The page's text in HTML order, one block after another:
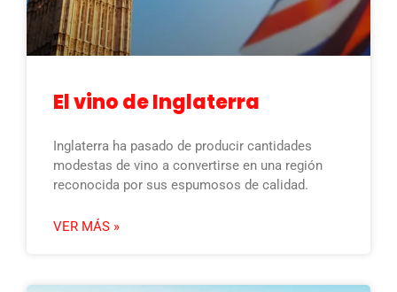
El vino de Inglaterra
Inglaterra ha pasado de producir cantidades
modestas de vino a convertirse en una región
reconocida por sus espumosos de calidad.
VER MÁS »